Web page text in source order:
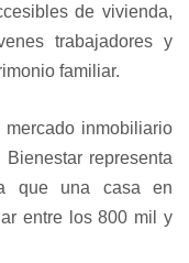
de vivienda,
trabajadores y
familiar.
inmobiliario
representa
que una casa en
entre los 800 mil y